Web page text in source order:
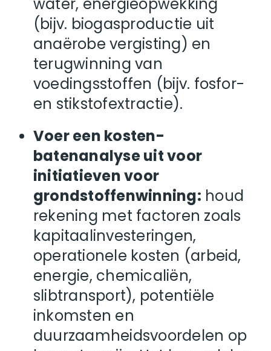
(bijv. biogasproductie uit
anaërobe vergisting) en
terugwinning van
voedingsstoffen (bijv. fosfor-
en stikstofextractie).
Voer een kosten-
batenanalyse uit voor
initiatieven voor
grondstoffenwinning: houd
rekening met factoren zoals
kapitaalinvesteringen,
operationele kosten (arbeid,
energie, chemicaliën,
slibtransport), potentiële
inkomsten en
duurzaamheidsvoordelen op